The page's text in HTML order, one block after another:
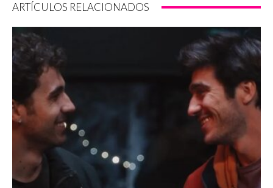
ARTÍCULOS RELACIONADOS